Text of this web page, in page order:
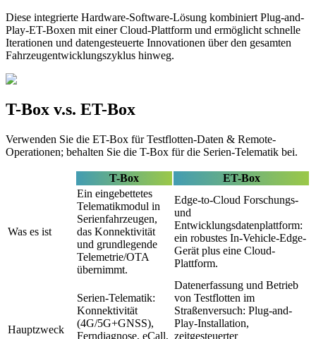
Diese integrierte Hardware-Software-Lösung kombiniert Plug-and-
Play-ET-Boxen mit einer Cloud-Plattform und ermöglicht schnelle
Iterationen und datengesteuerte Innovationen über den gesamten
Fahrzeugentwicklungszyklus hinweg.
T-Box v.s. ET-Box
Verwenden Sie die ET-Box für Testflotten-Daten & Remote-
Operationen; behalten Sie die T-Box für die Serien-Telematik bei.
T-Box ET-Box
Was es ist
Ein eingebettetes
Telematikmodul in
Serienfahrzeugen,
das Konnektivität
und grundlegende
Telemetrie/OTA
übernimmt.
Edge-to-Cloud Forschungs-
und
Entwicklungsdatenplattform:
ein robustes In-Vehicle-Edge-
Gerät plus eine Cloud-
Plattform.
Hauptzweck
Serien-Telematik:
Konnektivität
(4G/5G+GNSS),
Ferndiagnose, eCall,
Datenerfassung und Betrieb
von Testflotten im
Straßenversuch: Plug-and-
Play-Installation,
zeitgesteuerter